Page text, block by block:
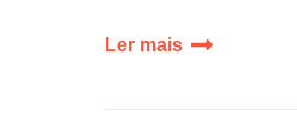
Ler mais